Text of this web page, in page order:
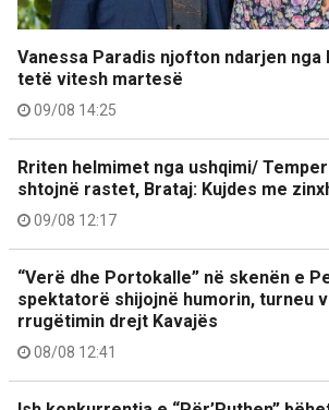
Vanessa Paradis njofton ndarjen nga
tetë vitesh martesë
09/08 14:25
Rriten helmimet nga ushqimi/
shtojnë rastet, Brataj: Kujdes me
09/08 12:17
“Verë dhe Portokalle” në skenën e
spektatorë shijojnë humorin, turneu
rrugëtimin drejt Kavajës
08/08 12:41